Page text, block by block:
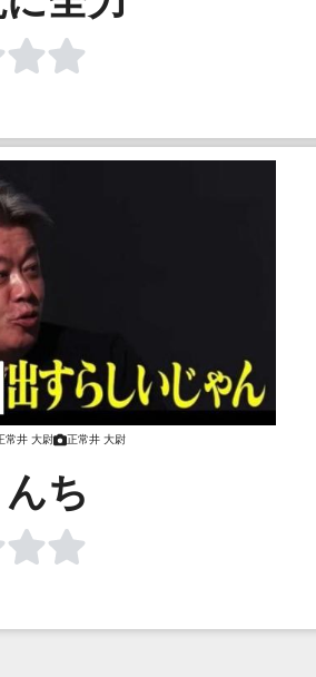
常井 大尉 正常井 大尉
ち